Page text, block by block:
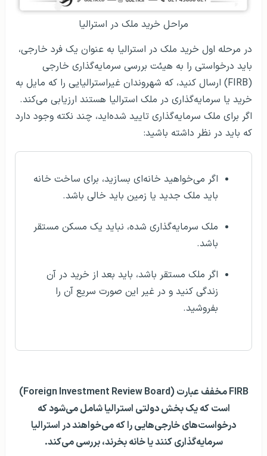
مراحل خرید ملک در استرالیا
در مرحله اول خرید ملک در استرالیا به عنوان یک فرد خارجی،
باید درخواستی را به هیئت بررسی سرمایه‌گذاری خارجی
(FIRB) ارسال کنید، که شهروندان غیراسترالیایی را که مایل به
خرید یا سرمایه‌گذاری در ملک استرالیا هستند ارزیابی می‌کند.
اگر برای ملک سرمایه‌گذاری تایید شده‌اید، چند نکته وجود دارد
که باید در نظر داشته باشید:
اگر می‌خواهید خانه‌ای بسازید، برای ساخت خانه
باید ملک جدید یا زمین باید خالی باشد.
ملک سرمایه‌گذاری شده،‌ نباید یک مسکن مستقر
باشد.
اگر ملک مستقر باشد، باید بعد از خرید در آن
زندگی کنید و در غیر این صورت سریع آن را
بفروشید.
FIRB مخفف عبارت (Foreign Investment Review Board)
است که یک بخش دولتی استرالیا شامل می‌شود که
درخواست‌های خارجی‌هایی را که می‌خواهند در استرالیا
سرمایه‌گذاری کنند یا خانه بخرند، بررسی می‌کند.